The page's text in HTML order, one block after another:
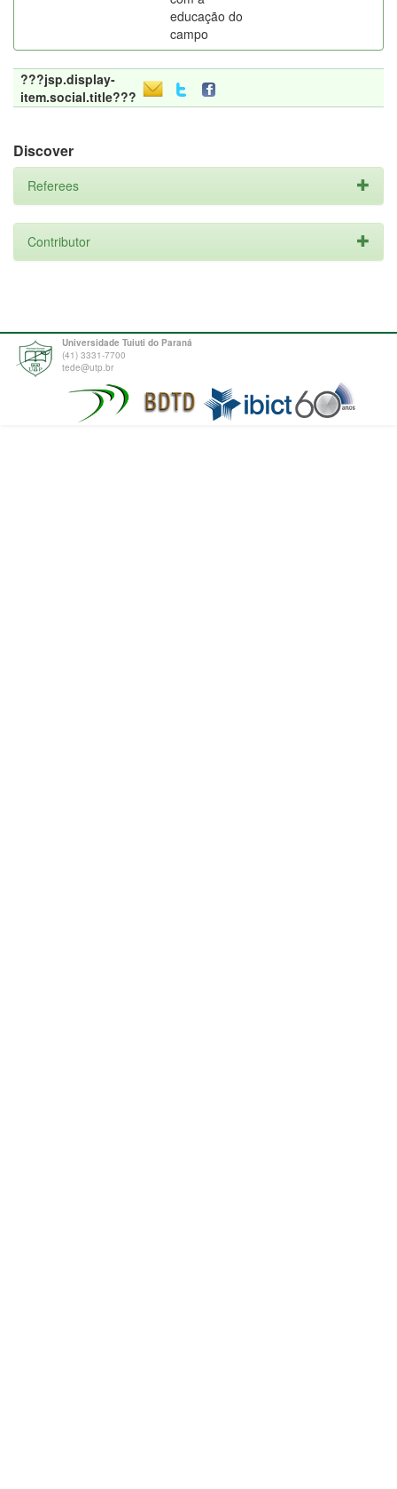
educação do
campo
???jsp.display-
item.social.title???
Discover
Referees
Contributor
Universidade Tuiuti do Paraná
(41) 3331-7700
tede@utp.br